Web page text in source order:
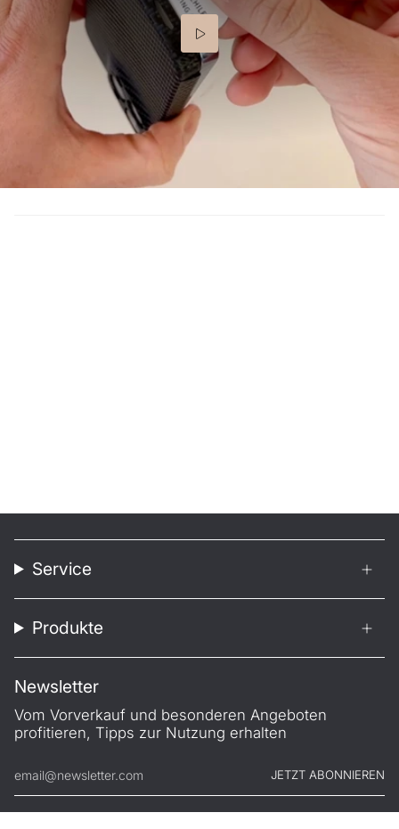
Service
Produkte
Newsletter
Vom Vorverkauf und besonderen Angeboten
profitieren, Tipps zur Nutzung erhalten
JETZT ABONNIEREN